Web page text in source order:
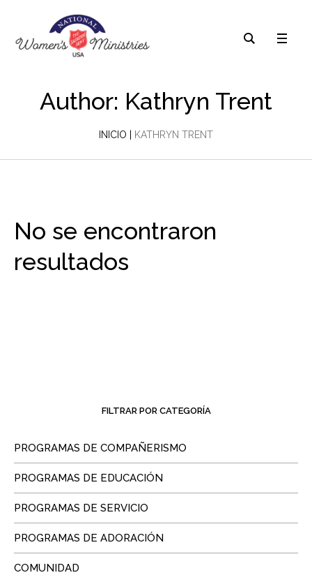
Author: Kathryn Trent
INICIO | KATHRYN TRENT
No se encontraron
resultados
FILTRAR POR CATEGORÍA
PROGRAMAS DE COMPAÑERISMO
PROGRAMAS DE EDUCACIÓN
PROGRAMAS DE SERVICIO
PROGRAMAS DE ADORACIÓN
COMUNIDAD